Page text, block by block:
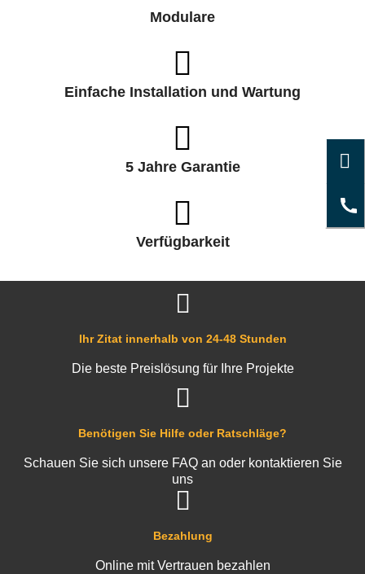
Modulare
Einfache Installation und Wartung
5 Jahre Garantie
Verfügbarkeit
Bezahlung
Online mit Vertrauen bezahlen
Benötigen Sie Hilfe oder Ratschläge?
Schauen Sie sich unsere FAQ an oder kontaktieren Sie
uns
Ihr Zitat innerhalb von 24-48 Stunden
Die beste Preislösung für Ihre Projekte